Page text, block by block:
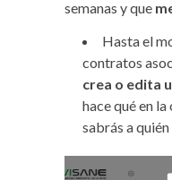
semanas y que
Hasta el
contratos
crea o edita
hace qué en
sabrás a